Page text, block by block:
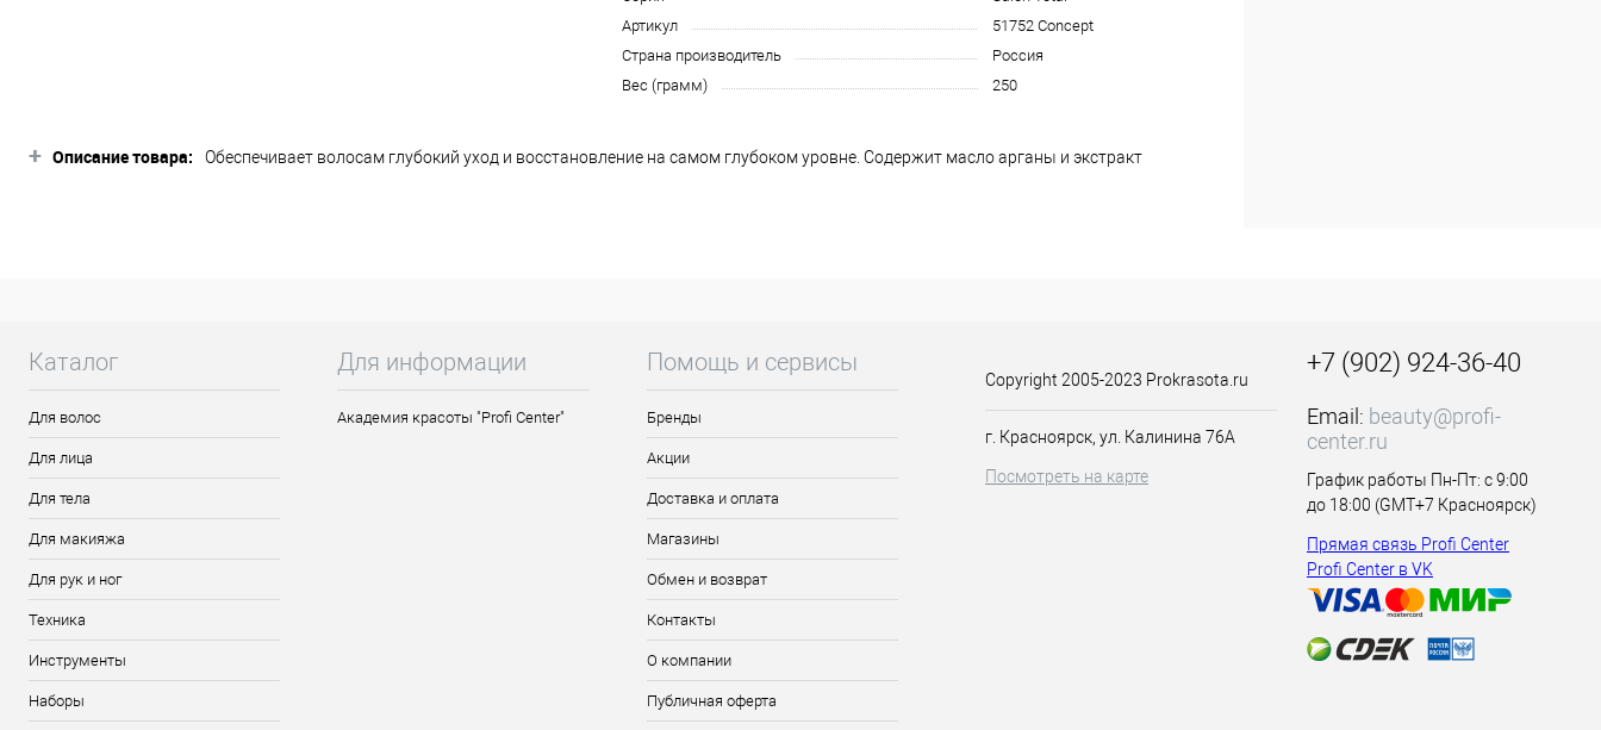
Артикул
51752 Concept
Страна производитель
Россия
Вес (грамм)
250
+ Описание товара:
Обеспечивает волосам глубокий уход и восстановление на самом глубоком уровне. Содержит масло арганы и экстракт
Каталог
Для волос
Для лица
Для тела
Для макияжа
Для рук и ног
Техника
Инструменты
Наборы
Для информации
Академия красоты "Profi Center"
Помощь и сервисы
Бренды
Акции
Доставка и оплата
Магазины
Обмен и возврат
Контакты
О компании
Публичная оферта
Copyright 2005-2023 Prokrasota.ru
г. Красноярск, ул. Калинина 76А
Посмотреть на карте
+7 (902) 924-36-40
Email: beauty@profi-
center.ru
График работы Пн-Пт: с 9:00
до 18:00 (GMT+7 Красноярск)
Прямая связь Profi Center
Profi Center в VK